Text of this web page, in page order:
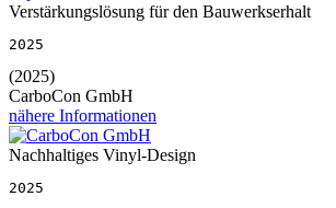
Verstärkungslösung für den Bauwerkserhalt
2025
(2025)
CarboCon GmbH
nähere Informationen
Nachhaltiges Vinyl-Design
2025